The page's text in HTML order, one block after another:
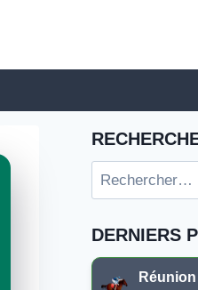
Rechercher :
DERNIERS